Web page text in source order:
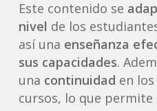
Este contenido se
nivel de los
así una enseñanza
sus capacidades.
una continuidad en
cursos, lo que permite